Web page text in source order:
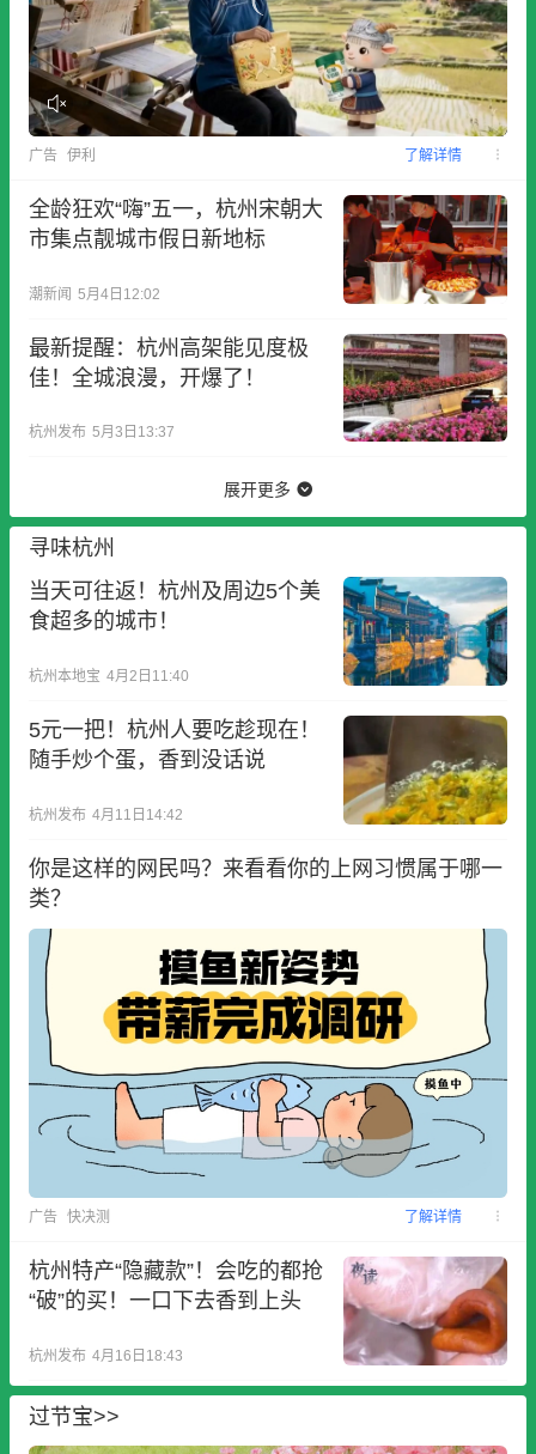
广告 伊利 了解详情
全龄狂欢“嗨”五一，杭州宋朝大
市集点靓城市假日新地标
潮新闻 5月4日12:02
最新提醒：杭州高架能见度极
佳！全城浪漫，开爆了！
杭州发布 5月3日13:37
展开更多
寻味杭州
当天可往返！杭州及周边5个美
食超多的城市！
杭州本地宝 4月2日11:40
5元一把！杭州人要吃趁现在！
随手炒个蛋，香到没话说
杭州发布 4月11日14:42
你是这样的网民吗？来看看你的上网习惯属于哪一
类？
广告 快决测 了解详情
杭州特产“隐藏款”！会吃的都抢
“破”的买！一口下去香到上头
杭州发布 4月16日18:43
过节宝>>